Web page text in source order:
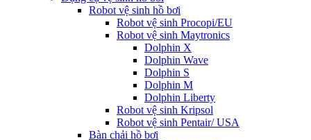
Robot vệ sinh hồ bơi
Robot vệ sinh Procopi/EU
Robot vệ sinh Maytronics
Dolphin X
Dolphin Wave
Dolphin S
Dolphin M
Dolphin Liberty
Robot vệ sinh Kripsol
Robot vệ sinh Pentair/ USA
Bàn chải hồ bơi